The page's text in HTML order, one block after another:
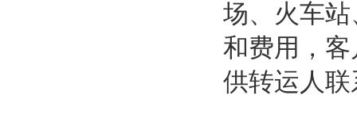
场、火车
和费用，
供转运人